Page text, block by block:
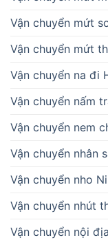
Vận chuyển mứt
Vận chuyển mứt
Vận chuyển na đi
Vận chuyển nấm
Vận chuyển nem
Vận chuyển nhân
Vận chuyển nho
Vận chuyển nhút
Vận chuyển nội địa